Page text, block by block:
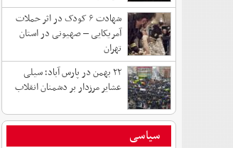
شهادت ۶ کودک در اثر حملات
آمریکایی – صهیونی در استان
تهران
۲۲ بهمن در پارس آباد؛ سیلی
عشایر مرزدار بر دشمنان انقلاب
سیاسی